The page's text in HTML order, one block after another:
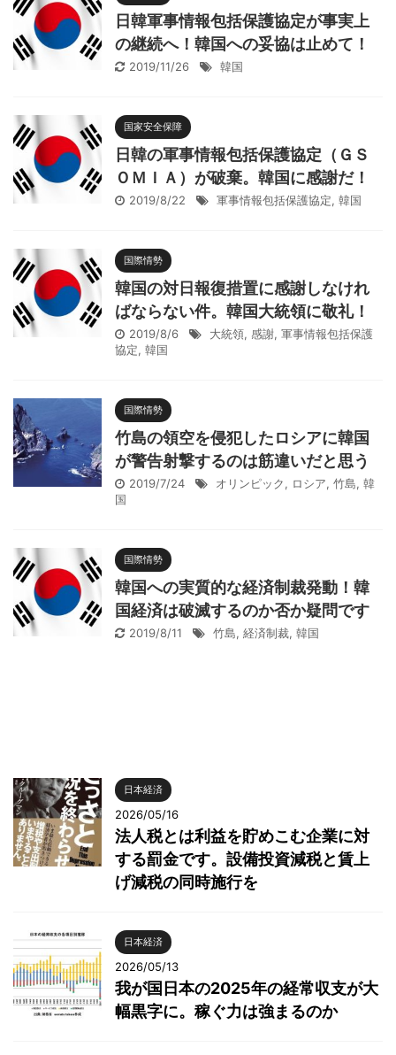
日韓軍事情報包括保護協定が事実上
の継続へ！韓国への妥協は止めて！
2019/11/26 韓国
国家安全保障
日韓の軍事情報包括保護協定（ＧＳ
ＯＭＩＡ）が破棄。韓国に感謝だ！
2019/8/22 軍事情報包括保護協定, 韓国
国際情勢
韓国の対日報復措置に感謝しなけれ
ばならない件。韓国大統領に敬礼！
2019/8/6 大統領, 感謝, 軍事情報包括保護
協定, 韓国
国際情勢
竹島の領空を侵犯したロシアに韓国
が警告射撃するのは筋違いだと思う
2019/7/24 オリンピック, ロシア, 竹島, 韓
国
国際情勢
韓国への実質的な経済制裁発動！韓
国経済は破滅するのか否か疑問です
2019/8/11 竹島, 経済制裁, 韓国
日本経済
2026/05/16
法人税とは利益を貯めこむ企業に対
する罰金です。設備投資減税と賃上
げ減税の同時施行を
日本経済
2026/05/13
我が国日本の2025年の経常収支が大
幅黒字に。稼ぐ力は強まるのか